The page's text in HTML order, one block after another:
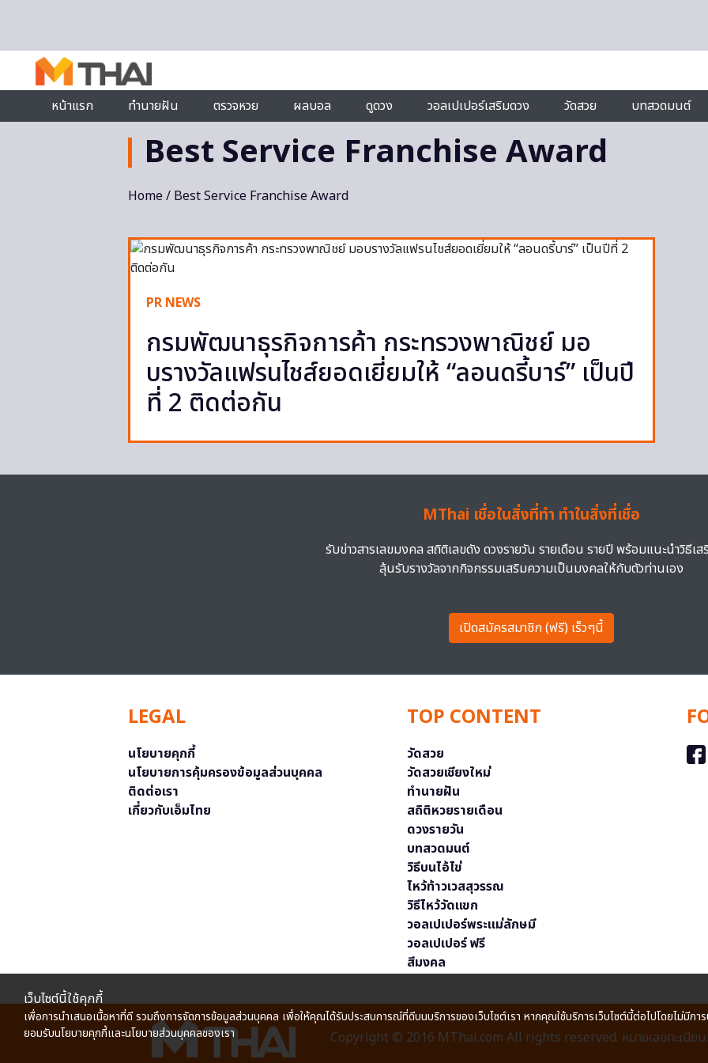
หน้าแรก
ทำนายฝัน ตรวจหวย ผลบอล ดูดวง วอลเปเปอร์เสริมดวง วัดสวย บทสวดมนต์
Best Service Franchise Award
Home/ Best Service Franchise Award
PR NEWS
กรมพัฒนาธุรกิจการค้า กระทรวงพาณิชย์ มอ
บรางวัลแฟรนไชส์ยอดเยี่ยมให้ “ลอนดรี้บาร์” เป็นปี
ที่ 2 ติดต่อกัน
MThai เชื่อในสิ่งที่ทำ ทำในสิ่งที่เชื่อ
รับข่าวสารเลขมงคล สถิติเลขดัง ดวงรายวัน รายเดือน รายปี พร้อมแนะนำวิธีเส
ลุ้นรับรางวัลจากกิจกรรมเสริมความเป็นมงคลให้กับตัวท่านเอง
เปิดสมัครสมาชิก (ฟรี) เร็วๆนี้
LEGAL
นโยบายคุกกี้
นโยบายการคุ้มครองข้อมูลส่วนบุคคล
ติดต่อเรา
เกี่ยวกับเอ็มไทย
TOP CONTENT
วัดสวย
วัดสวยเชียงใหม่
ทำนายฝัน
สถิติหวยรายเดือน
ดวงรายวัน
บทสวดมนต์
วิธีบนไอ้ไข่
ไหว้ท้าวเวสสุวรรณ
วิธีไหว้วัดแขก
วอลเปเปอร์พระแม่ลักษมี
วอลเปเปอร์ ฟรี
สีมงคล
Copyright © 2016 MThai.com All rights reserved. หมายเลขทะเบีย
เว็บไซต์นี้ใช้คุกกี้
เพื่อการนำเสนอเนื้อหาที่ดี รวมถึงการจัดการข้อมูลส่วนบุคคล เพื่อให้คุณได้รับประสบการณ์ที่ดีบนบริการของเว็บไซต์เรา หากคุณใช้บริการเว็บไซต์นี้ต่อไปโดยไม่มีก
ยอมรับนโยบายคุกกี้และนโยบายส่วนบุคคลของเรา